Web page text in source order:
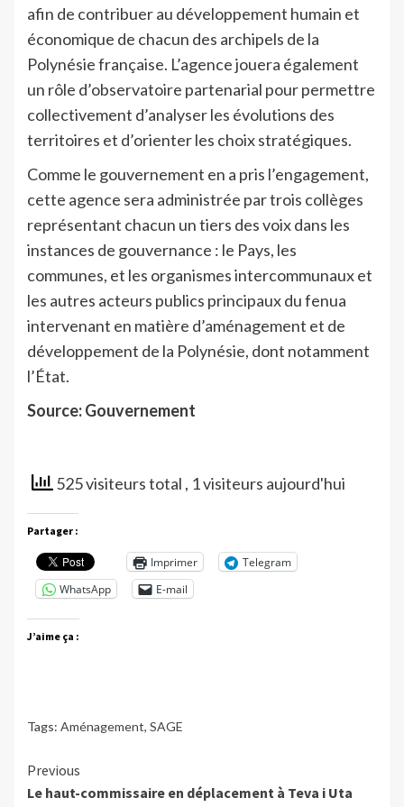
afin de contribuer au développement humain et
économique de chacun des archipels de la
Polynésie française. L’agence jouera également
un rôle d’observatoire partenarial pour permettre
collectivement d’analyser les évolutions des
territoires et d’orienter les choix stratégiques.
Comme le gouvernement en a pris l’engagement,
cette agence sera administrée par trois collèges
représentant chacun un tiers des voix dans les
instances de gouvernance : le Pays, les
communes, et les organismes intercommunaux et
les autres acteurs publics principaux du fenua
intervenant en matière d’aménagement et de
développement de la Polynésie, dont notamment
l’État.
Source: Gouvernement
525 visiteurs total , 1 visiteurs aujourd'hui
Partager :
Imprimer
Telegram
WhatsApp
E-mail
J’aime ça :
Tags: Aménagement, SAGE
Continue
Previous
Le haut-commissaire en déplacement à Teva i Uta